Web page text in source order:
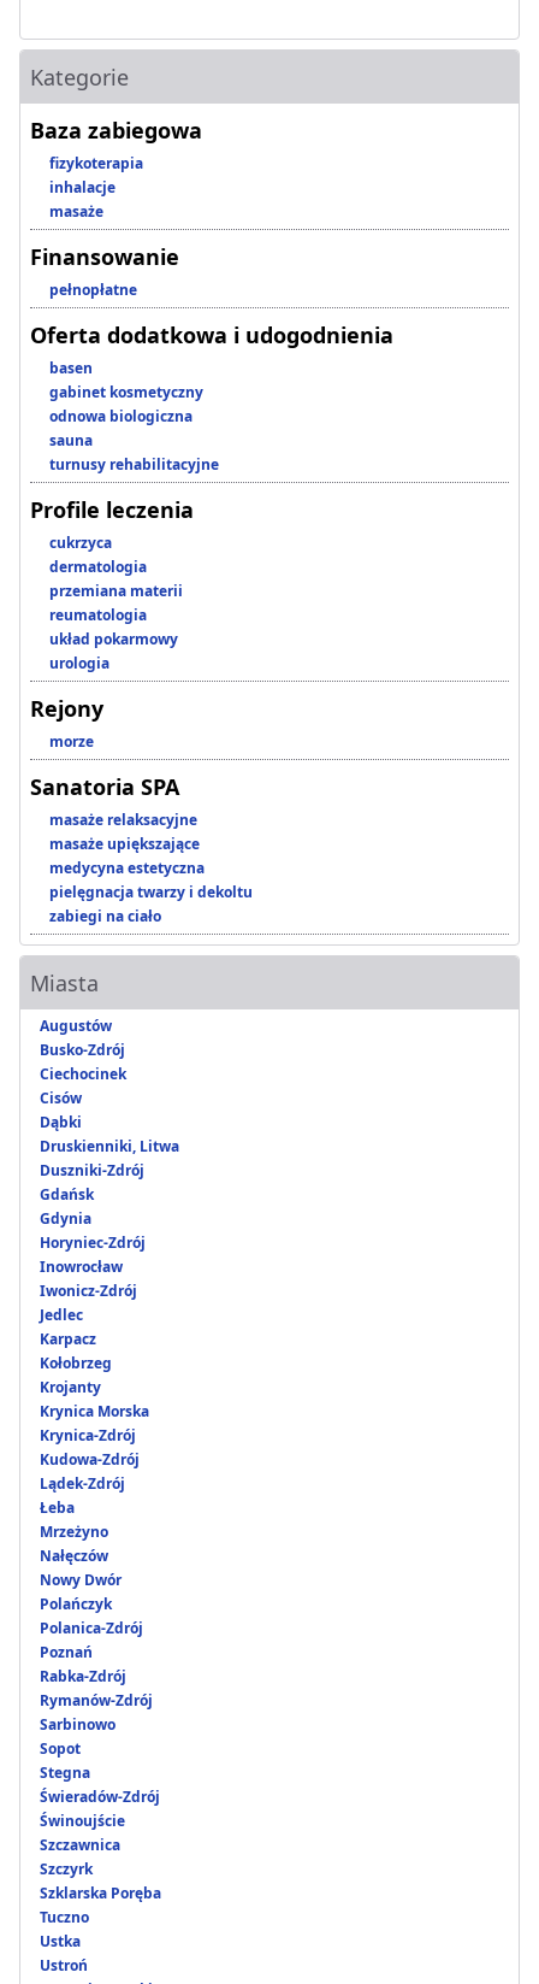
Kategorie
Baza zabiegowa
fizykoterapia
inhalacje
masaże
Finansowanie
pełnopłatne
Oferta dodatkowa i udogodnienia
basen
gabinet kosmetyczny
odnowa biologiczna
sauna
turnusy rehabilitacyjne
Profile leczenia
cukrzyca
dermatologia
przemiana materii
reumatologia
układ pokarmowy
urologia
Rejony
morze
Sanatoria SPA
masaże relaksacyjne
masaże upiększające
medycyna estetyczna
pielęgnacja twarzy i dekoltu
zabiegi na ciało
Miasta
Augustów
Busko-Zdrój
Ciechocinek
Cisów
Dąbki
Druskienniki, Litwa
Duszniki-Zdrój
Gdańsk
Gdynia
Horyniec-Zdrój
Inowrocław
Iwonicz-Zdrój
Jedlec
Karpacz
Kołobrzeg
Krojanty
Krynica Morska
Krynica-Zdrój
Kudowa-Zdrój
Lądek-Zdrój
Łeba
Mrzeżyno
Nałęczów
Nowy Dwór
Polańczyk
Polanica-Zdrój
Poznań
Rabka-Zdrój
Rymanów-Zdrój
Sarbinowo
Sopot
Stegna
Świeradów-Zdrój
Świnoujście
Szczawnica
Szczyrk
Szklarska Poręba
Tuczno
Ustka
Ustroń